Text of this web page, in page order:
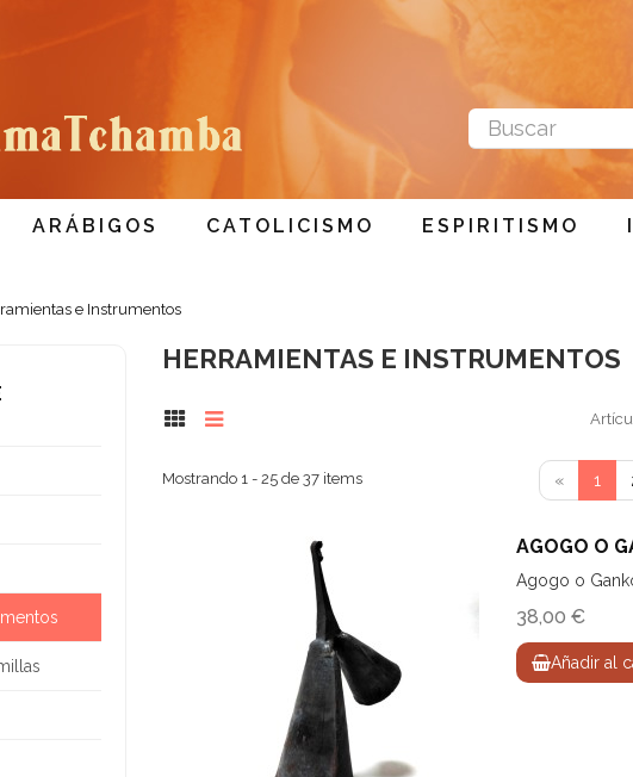
ARÁBIGOS CATOLICISMO ESPIRITISMO
e Instrumentos
HERRAMIENTAS E INSTRUMENTOS
« 1
Mostrando 1 - 25 de 37 items
AGOGO O
Agogo o
38,00 €
Añadir al